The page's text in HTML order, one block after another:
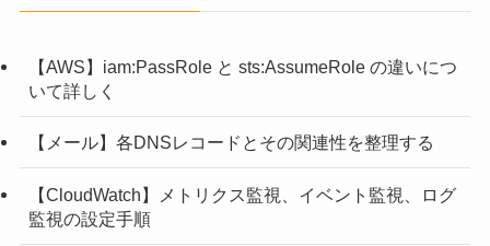
【AWS】iam:PassRole と sts:AssumeRole の違いにつ
いて詳しく
【メール】各DNSレコードとその関連性を整理する
【CloudWatch】メトリクス監視、イベント監視、ログ
監視の設定手順